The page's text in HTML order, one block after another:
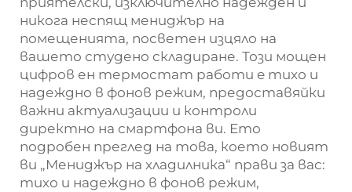
никога неспящ мениджър на
помещенията, посветен изцяло на
вашето студено складиране. Този мощен
цифров ен термостат работи e тихо и
надеждно в фонов режим, предоставяйки
важни актуализации и контроли
директно на смартфона ви. Ето
подробен преглед на това, което новият
ви „Мениджър на хладилника“ прави за вас:
тихо и надеждно в фонов режим,